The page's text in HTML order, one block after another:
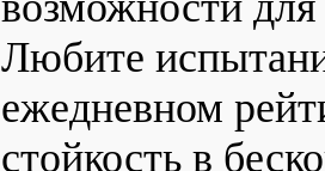
Любите
ежедневном
стойкость в